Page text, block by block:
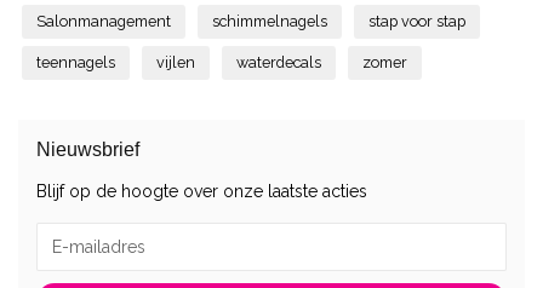
Salonmanagement schimmelnagels stap voor stap
teennagels vijlen waterdecals zomer
Nieuwsbrief
Blijf op de hoogte over onze laatste acties